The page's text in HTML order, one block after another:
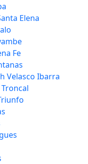
Elena
Fe
Velasco Ibarra